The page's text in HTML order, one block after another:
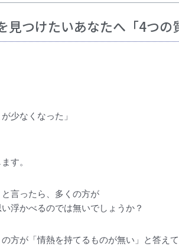
見つけたいあなたへ「4つの
少なくなった」
す。
と言ったら、多くの方が
浮かべるのでは無いでしょうか？
方が「情熱を持てるものが無い」と答えて